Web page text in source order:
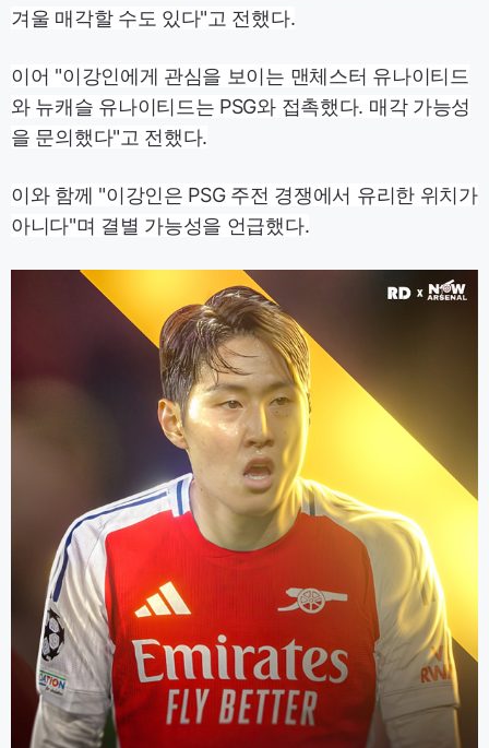
겨울 매각할 수도 있다"고 전했다.
이어 "이강인에게 관심을 보이는 맨체스터 유나이티드
와 뉴캐슬 유나이티드는 PSG와 접촉했다. 매각 가능성
을 문의했다"고 전했다.
이와 함께 "이강인은 PSG 주전 경쟁에서 유리한 위치가
아니다"며 결별 가능성을 언급했다.